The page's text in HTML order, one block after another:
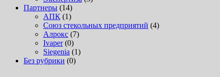
Партнеры (14)
АПК (1)
Союз стекольных предприятий (4)
Алрокс (7)
Ivaper(0)
Siegenia (1)
Без рубрики (0)